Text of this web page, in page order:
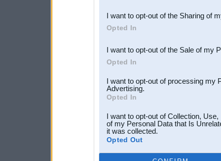
Downstream Participants
third parties.
I want to opt-out of the Sharing of
Opted In
I want to opt-out of the Sale of my
Opted In
I want to opt-out of processing my
Advertising.
Opted In
I want to opt-out of Collection,
of my Personal Data that Is
it was collected.
Opted Out